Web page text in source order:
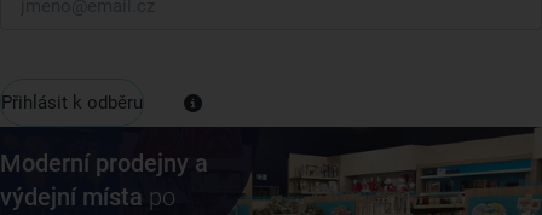
Přihlásit k odběru
Moderní prodejny a
výdejní místa po